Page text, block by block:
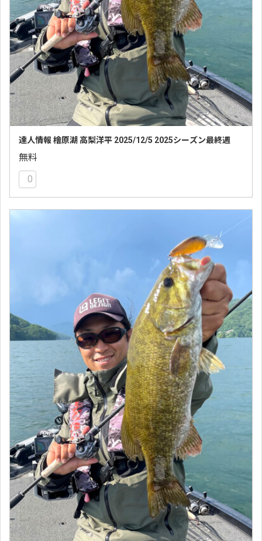
達人情報 檜原湖 高梨洋平 2025/12/5 2025シーズン最終週
無料
0